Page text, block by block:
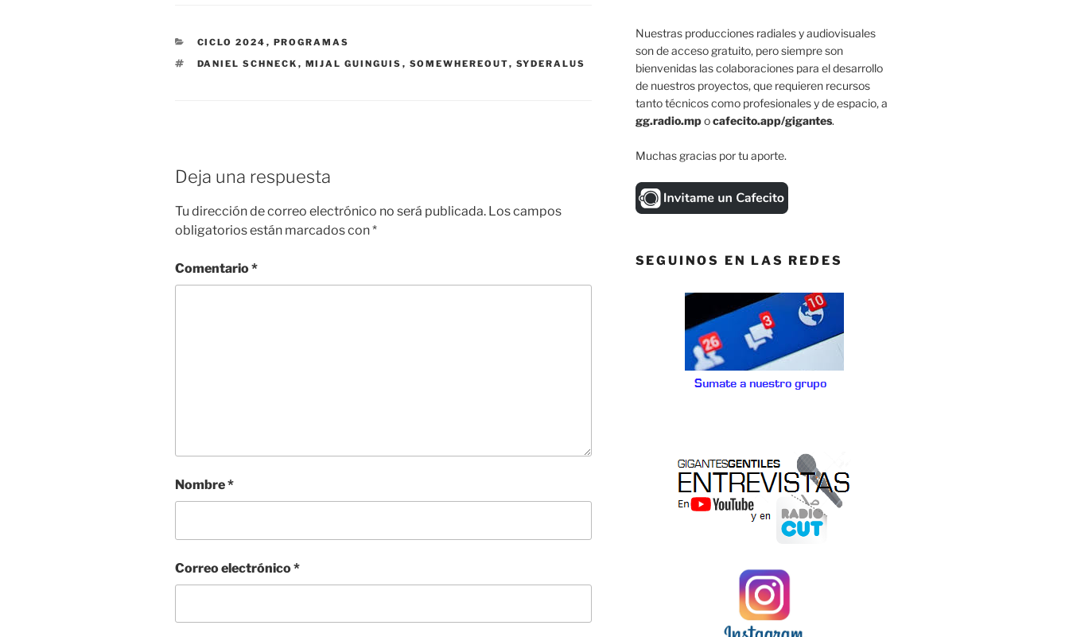
CATEGORÍAS
CICLO 2024 , PROGRAMAS
ETIQUETAS
DANIEL SCHNECK , MIJAL GUINGUIS , SOMEWHEREOUT, SYDERALUS
Deja una respuesta
Tu dirección de correo electrónico no será publicada. Los campos
obligatorios están marcados con*
Comentario*
Nombre*
Correo electrónico*
Nuestras producciones radiales y audiovisuales
son de acceso gratuito, pero siempre son
bienvenidas las colaboraciones para el desarrollo
de nuestros proyectos, que requieren recursos
tanto técnicos como profesionales y de espacio, a
gg.radio.mpocafecito.app/gigantes.
Muchas gracias por tu aporte.
SEGUINOS EN LAS REDES